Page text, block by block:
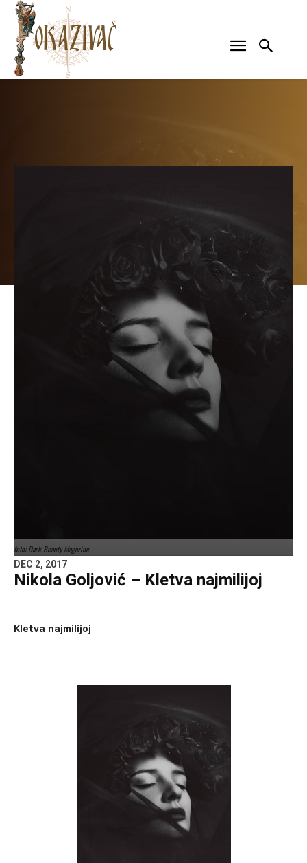
foto: Dark Beauty Magazine
DEC 2, 2017
Nikola Goljović – Kletva najmilijoj
Kletva najmilijoj